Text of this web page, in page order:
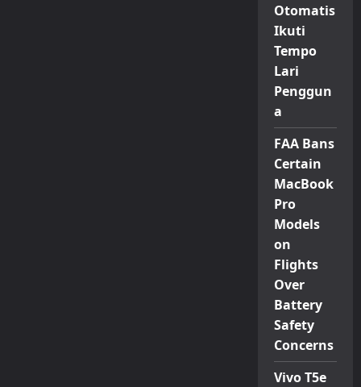
Otomatis
Ikuti
Tempo
Lari
Penggun
a
FAA Bans
Certain
MacBook
Pro
Models
on
Flights
Over
Battery
Safety
Concerns
Vivo T5e